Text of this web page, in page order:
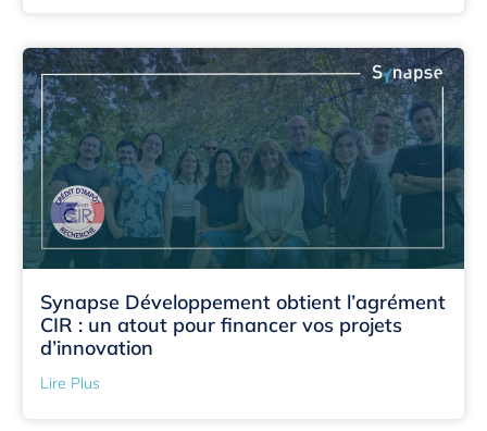
Synapse Développement obtient l’agrément
CIR : un atout pour financer vos projets
d’innovation
Lire Plus